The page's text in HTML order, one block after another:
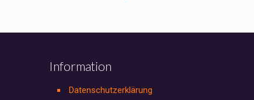
Information
Datenschutzerklärung